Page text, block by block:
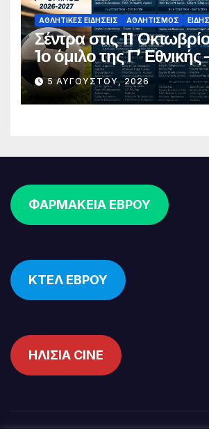
ΑΘΛΗΤΙΚΈΣ ΕΙΔΉΣΕΙΣ ΑΘΛΗΤΙΣΜΌΣ
Σέντρα στις 11
1ο όμιλο της Γ’ Εθνικής
Ανακοινώθηκε το
πρόγραμμα
5 ΑΥΓΟΎΣΤΟΥ, 2026
ΦΑΡΜΑΚΕΙΑ ΕΒΡΟΥ
ΚΤΕΛ ΕΒΡΟΥ
ΗΛΙΣΙΑ CINE